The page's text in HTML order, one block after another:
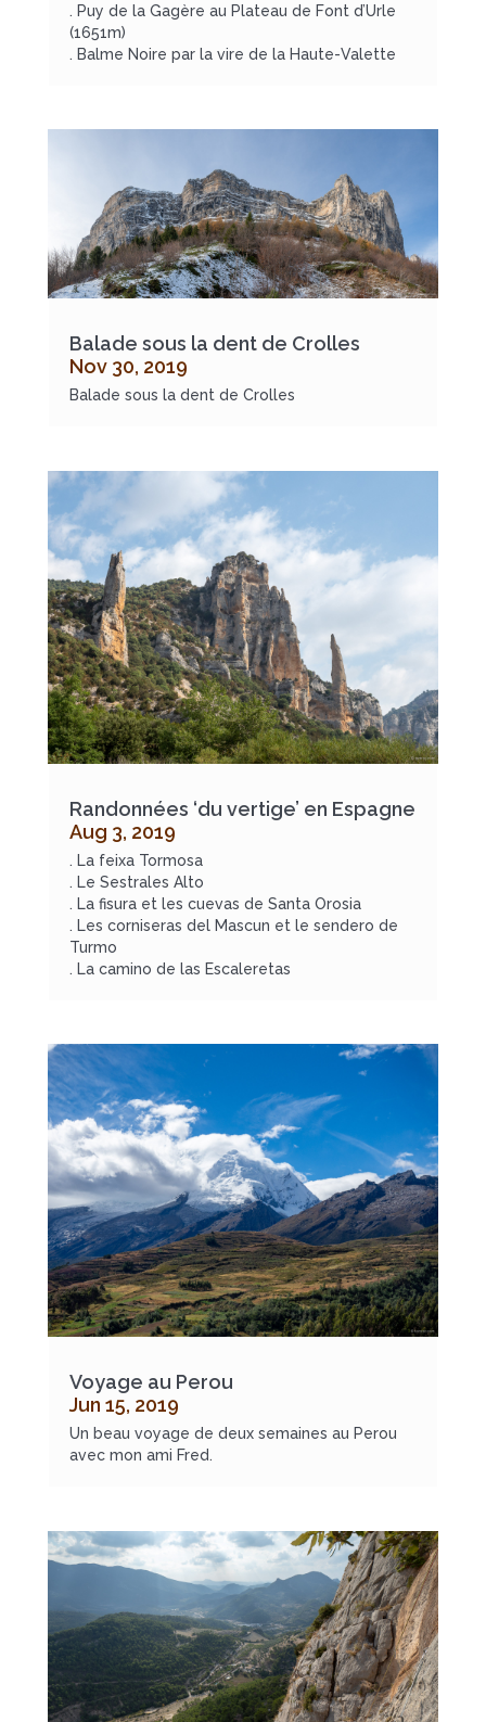
. Puy de la Gagère au Plateau de Font d’Urle
(1651m)
. Balme Noire par la vire de la Haute-Valette
Balade sous la dent de Crolles
Nov 30, 2019
Balade sous la dent de Crolles
Randonnées ‘du vertige’ en Espagne
Aug 3, 2019
. La feixa Tormosa
. Le Sestrales Alto
. La fisura et les cuevas de Santa Orosia
. Les corniseras del Mascun et le sendero de
Turmo
. La camino de las Escaleretas
Voyage au Perou
Jun 15, 2019
Un beau voyage de deux semaines au Perou
avec mon ami Fred.